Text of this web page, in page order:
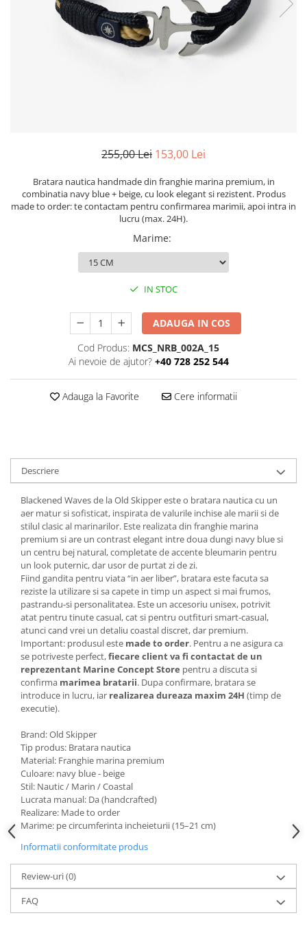
Barci, vapoare, ambarcatiuni
255,00 Lei 153,00 Lei
Bratara nautica handmade din franghie marina premium, in
combinatia navy blue + beige, cu look elegant si rezistent. Produs
made to order: te contactam pentru confirmarea marimii, apoi intra in
lucru (max. 24H).
Marime:
IN STOC
ADAUGA IN COS
Cod Produs: MCS_NRB_002A_15
Ai nevoie de ajutor? +40 728 252 544
Adauga la Favorite Cere informatii
Descriere
Blackened Waves de la Old Skipper este o bratara nautica cu un
aer matur si sofisticat, inspirata de valurile inchise ale marii si de
stilul clasic al marinarilor. Este realizata din franghie marina
premium si are un contrast elegant intre doua dungi navy blue si
un centru bej natural, completate de accente bleumarin pentru
un look puternic, dar usor de purtat zi de zi.
Fiind gandita pentru viata “in aer liber”, bratara este facuta sa
reziste la utilizare si sa capete in timp un aspect si mai frumos,
pastrandu-si personalitatea. Este un accesoriu unisex, potrivit
atat pentru tinute casual, cat si pentru outfituri smart-casual,
atunci cand vrei un detaliu coastal discret, dar premium.
Important: produsul este made to order. Pentru a ne asigura ca
se potriveste perfect,fiecare client va fi contactat de un
reprezentant Marine Concept Store pentru a discuta si
confirma marimea bratarii. Dupa confirmare, bratara se
introduce in lucru, iar realizarea dureaza maxim 24H (timp de
executie).
Brand: Old Skipper
Tip produs: Bratara nautica
Material: Franghie marina premium
Culoare: navy blue - beige
Stil: Nautic / Marin / Coastal
Lucrata manual: Da (handcrafted)
Realizare: Made to order
Marime: pe circumferinta incheieturii (15–21 cm)
Informatii conformitate produs
Review-uri(0)
FAQ